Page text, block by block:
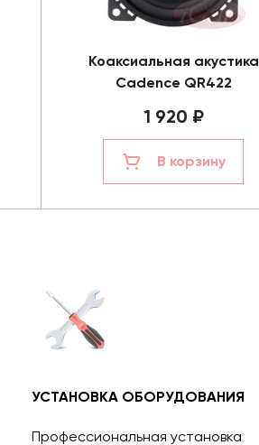
Коаксиальная акустика
Cadence QR422
1 920 ₽
В корзину
УСТАНОВКА ОБОРУДОВАНИЯ
Профессиональная установка